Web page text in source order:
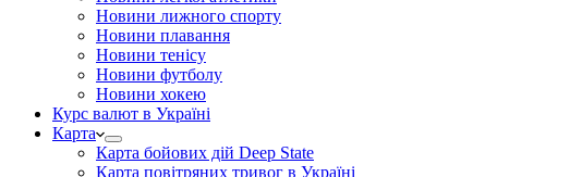
Новини лижного спорту
Новини плавання
Новини тенісу
Новини футболу
Новини хокею
Курс валют в Україні
Карта
Карта бойових дій Deep State
Карта повітряних тривог в Україні